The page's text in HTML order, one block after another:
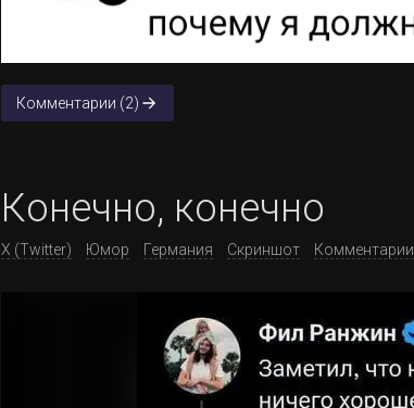
Комментарии (2)
Конечно, конечно
X (Twitter) Юмор Германия Скриншот Комментарии